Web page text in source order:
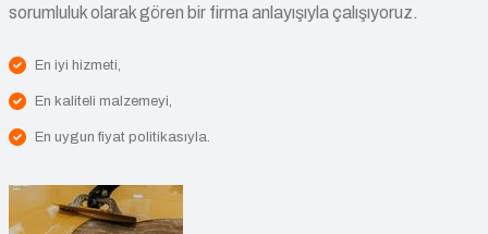
sorumluluk olarak gören bir firma anlayışıyla çalışıyoruz.
En iyi hizmeti,
En kaliteli malzemeyi,
En uygun fiyat politikasıyla.